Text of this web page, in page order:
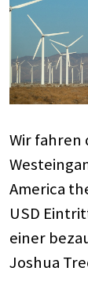
Wir fahren
America
USD
einer
Joshua